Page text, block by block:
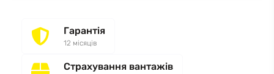
Гарантія
12 місяців
Страхування вантажів